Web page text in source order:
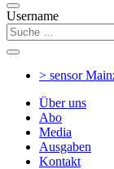
Username
> sensor
Über uns
Abo
Media
Ausgaben
Kontakt